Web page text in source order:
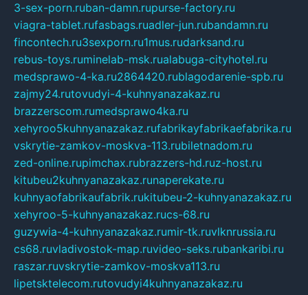
3-sex-porn.ruban-damn.rupurse-factory.ru
viagra-tablet.rufasbags.ruadler-jun.rubandamn.ru
fincontech.ru3sexporn.ru1mus.rudarksand.ru
rebus-toys.ruminelab-msk.rualabuga-cityhotel.ru
medsprawo-4-ka.ru2864420.rublagodarenie-spb.ru
zajmy24.rutovudyi-4-kuhnyanazakaz.ru
brazzerscom.rumedsprawo4ka.ru
xehyroo5kuhnyanazakaz.rufabrikayfabrikaefabrika.ru
vskrytie-zamkov-moskva-113.rubiletnadom.ru
zed-online.rupimchax.rubrazzers-hd.ruz-host.ru
kitubeu2kuhnyanazakaz.runaperekate.ru
kuhnyaofabrikaufabrik.rukitubeu-2-kuhnyanazakaz.ru
xehyroo-5-kuhnyanazakaz.rucs-68.ru
guzywia-4-kuhnyanazakaz.rumir-tk.ruvlknrussia.ru
cs68.ruvladivostok-map.ruvideo-seks.rubankaribi.ru
raszar.ruvskrytie-zamkov-moskva113.ru
lipetsktelecom.rutovudyi4kuhnyanazakaz.ru